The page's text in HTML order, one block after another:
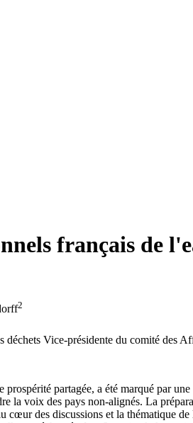
français de
2
Vice-présidente du comité des
prospérité partagée, a été marqué par
la voix des pays non-alignés. La
cœur des discussions et la thématique de